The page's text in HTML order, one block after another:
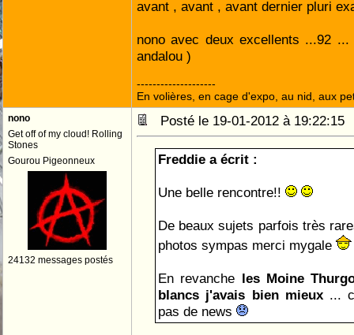
avant , avant , avant dernier pluri
nono avec deux excellents ...92
andalou )
--------------------
En volières, en cage d'expo, au nid, aux
nono
Get off of my cloud! Rolling
Stones
Gourou Pigeonneux
24132 messages postés
Posté le 19-01-2012 à
Freddie a écrit :
Une belle rencontre!!
De beaux sujets parfois très
photos sympas merci mygale
En revanche les Moine
blancs j'avais bien mieux ...
pas de news